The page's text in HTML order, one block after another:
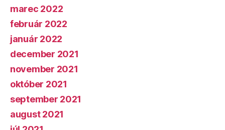
marec 2022
február 2022
január 2022
december 2021
november 2021
október 2021
september 2021
august 2021